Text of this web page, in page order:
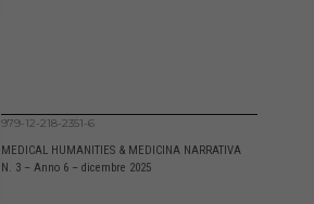
979-12-218-2351-6
MEDICAL HUMANITIES & MEDICINA NARRATIVA
N. 3 – Anno 6 – dicembre 2025